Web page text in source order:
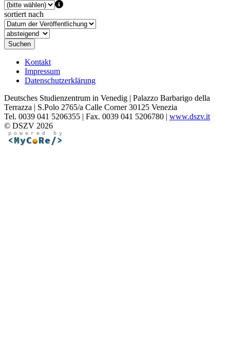
sortiert nach
Suchen
Kontakt
Impressum
Datenschutzerklärung
Deutsches Studienzentrum in Venedig | Palazzo Barbarigo della
Terrazza | S.Polo 2765/a Calle Corner 30125 Venezia
Tel. 0039 041 5206355 | Fax. 0039 041 5206780 | www.dszv.it
© DSZV 2026